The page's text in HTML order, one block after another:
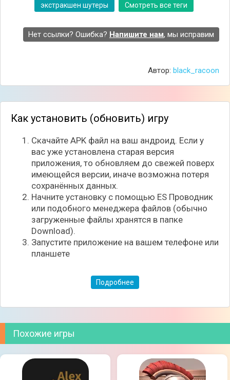
и его навыки, а также тактические элементы.
Особенности игры:
времени;
Несколько режимов игры, включая deathmatch,
захват флага и захват цели.
экстракшен шутеры Смотреть все теги
Нет ссылки? Ошибка? Напишите нам, мы исправим
Автор: black_racoon
Как установить (обновить) игру
Скачайте APK файл на ваш андроид. Если у
вас уже установлена старая версия
приложения, то обновляем до свежей поверх
имеющейся версии, иначе возможна потеря
сохранённых данных.
Начните установку с помощью ES Проводник
или подобного менеджера файлов (обычно
загруженные файлы хранятся в папке
Download).
Запустите приложение на вашем телефоне или
планшете
Подробнее
Похожие игры